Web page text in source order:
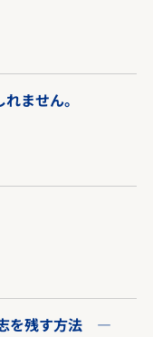
ません。
を残す方法 ―